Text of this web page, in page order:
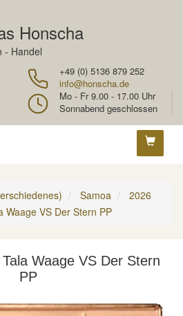
Honscha
- Handel
+49 (0) 5136 879 252
info@honscha.de
Mo - Fr 9.00 - 17.00 Uhr
Sonnabend geschlossen
Samoa
2026
Waage VS Der Stern PP
Waage VS Der Stern
PP